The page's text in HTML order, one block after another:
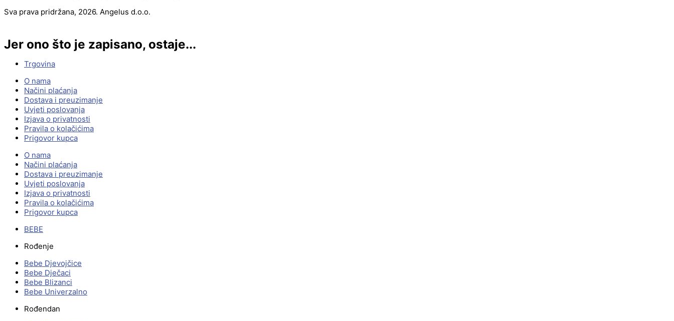
Sva prava pridržana, 2026. Angelus d.o.o.
Jer ono što je zapisano, ostaje...
Trgovina
O nama
Načini plaćanja
Dostava i preuzimanje
Uvjeti poslovanja
Izjava o privatnosti
Pravila o kolačićima
Prigovor kupca
O nama
Načini plaćanja
Dostava i preuzimanje
Uvjeti poslovanja
Izjava o privatnosti
Pravila o kolačićima
Prigovor kupca
BEBE
Rođenje
Bebe Djevojčice
Bebe Dječaci
Bebe Blizanci
Bebe Univerzalno
Rođendan